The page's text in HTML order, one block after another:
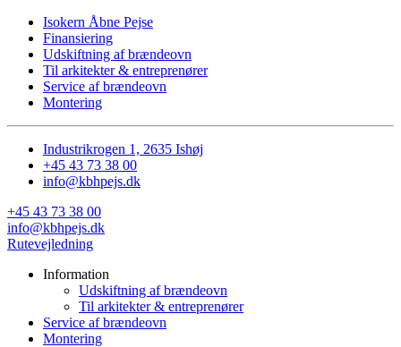
Isokern Åbne Pejse
Finansiering
Udskiftning af brændeovn
Til arkitekter & entreprenører
Service af brændeovn
Montering
Industrikrogen 1, 2635 Ishøj
+45 43 73 38 00
info@kbhpejs.dk
+45 43 73 38 00
info@kbhpejs.dk
Rutevejledning
Information
Udskiftning af brændeovn
Til arkitekter & entreprenører
Service af brændeovn
Montering